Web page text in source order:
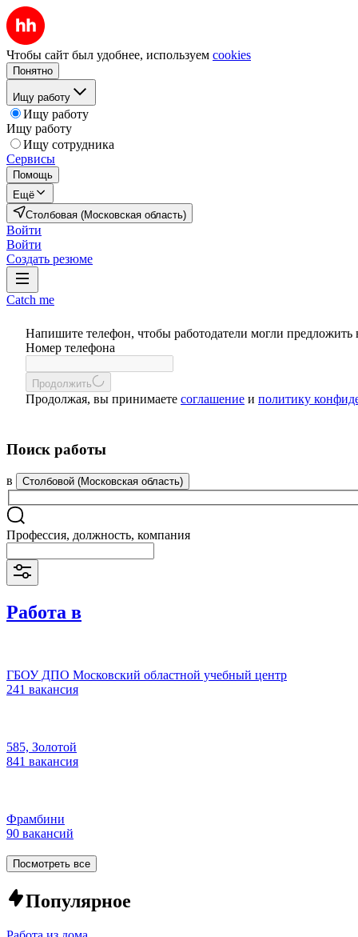
Чтобы сайт был удобнее, используем cookies
Понятно
Ищу работу
Ищу работу
Ищу работу
Ищу сотрудника
Сервисы
Помощь
Ещё
Столбовая (Московская область)
Войти
Войти
Создать резюме
Catch me
Напишите телефон, чтобы работодатели могли предложить
Номер телефона
Продолжить
Продолжая, вы принимаете соглашение и политику
Поиск работы
в Столбовой (Московская область)
Профессия, должность, компания
Работа в
ГБОУ ДПО Московский областной учебный центр
241 вакансия
585, Золотой
841 вакансия
Фрамбини
90 вакансий
Посмотреть все
Популярное